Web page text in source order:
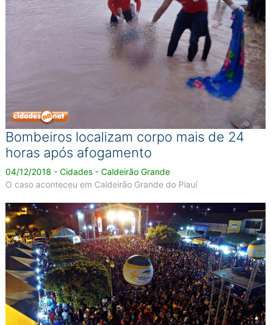
Bombeiros localizam corpo mais de 24
horas após afogamento
04/12/2018 - Cidades - Caldeirão Grande
O caso aconteceu em Caldeirão Grande do Piauí